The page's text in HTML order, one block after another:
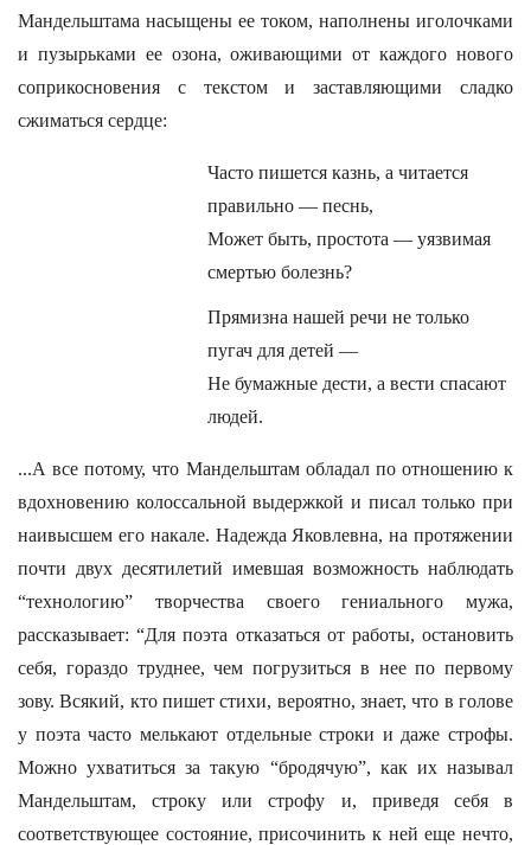
Мандельштама насыщены ее током, наполнены иголочками
и пузырьками ее озона, оживающими от каждого нового
соприкосновения с текстом и заставляющими сладко
сжиматься сердце:
Часто пишется казнь, а читается
правильно — песнь,
Может быть, простота — уязвимая
смертью болезнь?
Прямизна нашей речи не только
пугач для детей —
Не бумажные дести, а вести спасают
людей.
...А все потому, что Мандельштам обладал по отношению к
вдохновению колоссальной выдержкой и писал только при
наивысшем его накале. Надежда Яковлевна, на протяжении
почти двух десятилетий имевшая возможность наблюдать
“технологию” творчества своего гениального мужа,
рассказывает: “Для поэта отказаться от работы, остановить
себя, гораздо труднее, чем погрузиться в нее по первому
зову. Всякий, кто пишет стихи, вероятно, знает, что в голове
у поэта часто мелькают отдельные строки и даже строфы.
Можно ухватиться за такую “бродячую”, как их называл
Мандельштам, строку или строфу и, приведя себя в
соответствующее состояние, присочинить к ней еще нечто,